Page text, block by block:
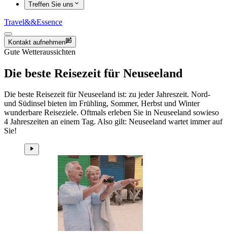
Treffen Sie uns
Travel&&Essence
Kontakt aufnehmen
Gute Wetteraussichten
Die beste Reisezeit für Neuseeland
Die beste Reisezeit für Neuseeland ist: zu jeder Jahreszeit. Nord-
und Südinsel bieten im Frühling, Sommer, Herbst und Winter
wunderbare Reiseziele. Oftmals erleben Sie in Neuseeland sowieso
4 Jahreszeiten an einem Tag. Also gilt: Neuseeland wartet immer auf
Sie!